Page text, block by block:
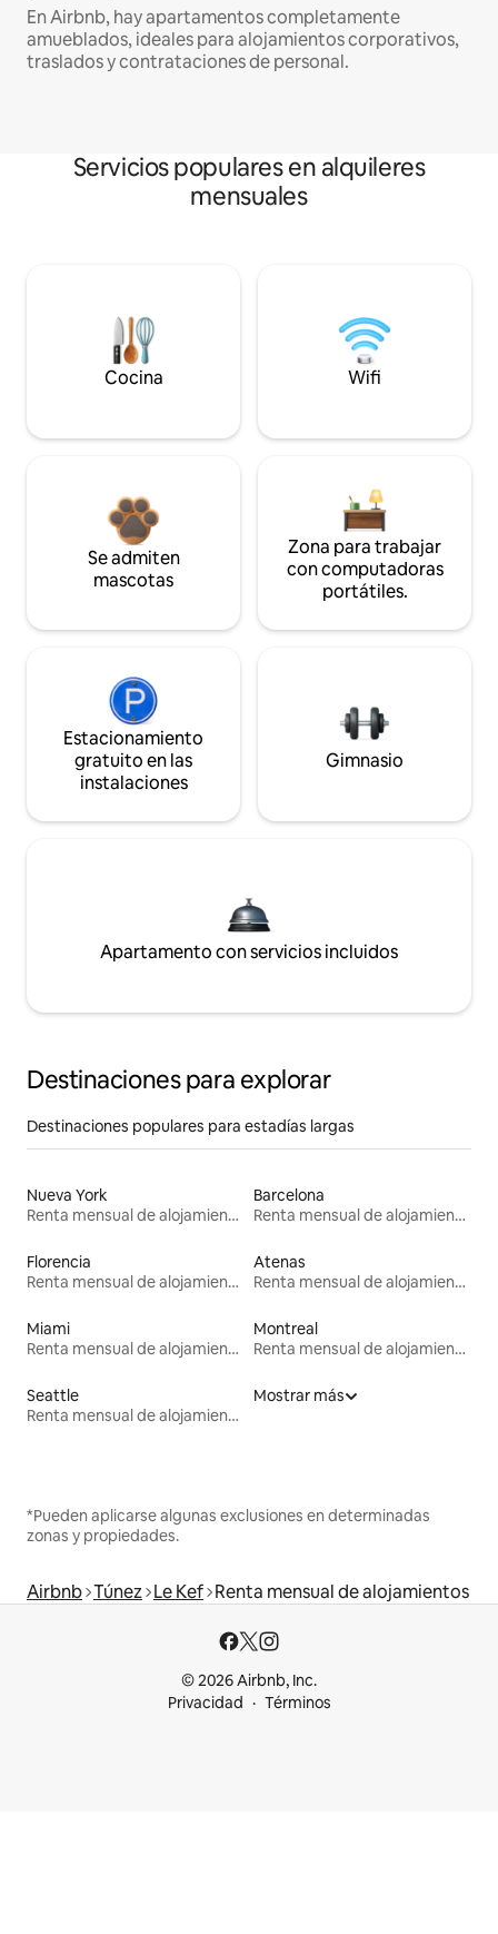
En Airbnb, hay apartamentos completamente
amueblados, ideales para alojamientos corporativos,
traslados y contrataciones de personal.
Servicios populares en alquileres
mensuales
Cocina Wifi
Se admiten
mascotas
Zona para trabajar
con computadoras
portátiles.
Estacionamiento
gratuito en las
instalaciones
Gimnasio
Apartamento con servicios incluidos
Destinaciones para explorar
Destinaciones populares para estadías largas
Nueva York
Renta mensual de alojamientos
Barcelona
Renta mensual de alojamientos
Florencia
Renta mensual de alojamientos
Atenas
Renta mensual de alojamientos
Miami
Renta mensual de alojamientos
Montreal
Renta mensual de alojamientos
Seattle
Renta mensual de alojamientos
Mostrar más
*Pueden aplicarse algunas exclusiones en determinadas
zonas y propiedades.
Airbnb Túnez Le Kef Renta mensual de alojamientos
© 2026 Airbnb, Inc.
Privacidad
Términos